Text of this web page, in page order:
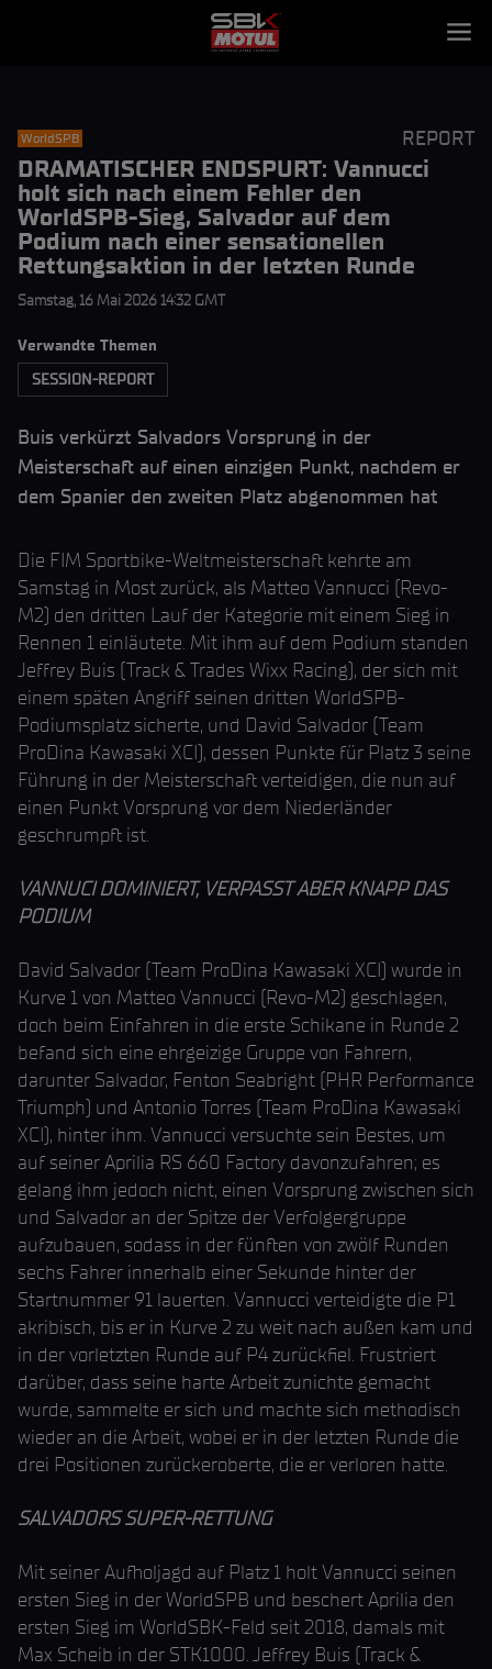
WorldSPB REPORT
DRAMATISCHER ENDSPURT: Vannucci
holt sich nach einem Fehler den
WorldSPB-Sieg, Salvador auf dem
Podium nach einer sensationellen
Rettungsaktion in der letzten Runde
Samstag, 16 Mai 2026 14:32 GMT
Verwandte Themen
SESSION-REPORT
Buis verkürzt Salvadors Vorsprung in der
Meisterschaft auf einen einzigen Punkt, nachdem er
dem Spanier den zweiten Platz abgenommen hat
Die FIM Sportbike-Weltmeisterschaft kehrte am
Samstag in Most zurück, als Matteo Vannucci (Revo-
M2) den dritten Lauf der Kategorie mit einem Sieg in
Rennen 1 einläutete. Mit ihm auf dem Podium standen
Jeffrey Buis (Track & Trades Wixx Racing), der sich mit
einem späten Angriff seinen dritten WorldSPB-
Podiumsplatz sicherte, und David Salvador (Team
ProDina Kawasaki XCI), dessen Punkte für Platz 3 seine
Führung in der Meisterschaft verteidigen, die nun auf
einen Punkt Vorsprung vor dem Niederländer
geschrumpft ist.
VANNUCI DOMINIERT, VERPASST ABER KNAPP DAS
PODIUM
David Salvador (Team ProDina Kawasaki XCI) wurde in
Kurve 1 von Matteo Vannucci (Revo-M2) geschlagen,
doch beim Einfahren in die erste Schikane in Runde 2
befand sich eine ehrgeizige Gruppe von Fahrern,
darunter Salvador, Fenton Seabright (PHR Performance
Triumph) und Antonio Torres (Team ProDina Kawasaki
XCI), hinter ihm. Vannucci versuchte sein Bestes, um
auf seiner Aprilia RS 660 Factory davonzufahren; es
gelang ihm jedoch nicht, einen Vorsprung zwischen sich
und Salvador an der Spitze der Verfolgergruppe
aufzubauen, sodass in der fünften von zwölf Runden
sechs Fahrer innerhalb einer Sekunde hinter der
Startnummer 91 lauerten. Vannucci verteidigte die P1
akribisch, bis er in Kurve 2 zu weit nach außen kam und
in der vorletzten Runde auf P4 zurückfiel. Frustriert
darüber, dass seine harte Arbeit zunichte gemacht
wurde, sammelte er sich und machte sich methodisch
wieder an die Arbeit, wobei er in der letzten Runde die
drei Positionen zurückeroberte, die er verloren hatte.
SALVADORS SUPER-RETTUNG
Mit seiner Aufholjagd auf Platz 1 holt Vannucci seinen
ersten Sieg in der WorldSPB und beschert Aprilia den
ersten Sieg im WorldSBK-Feld seit 2018, damals mit
Max Scheib in der STK1000. Jeffrey Buis (Track &